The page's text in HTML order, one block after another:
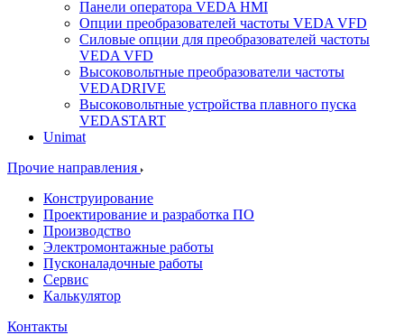
Панели оператора VEDA HMI
Опции преобразователей частоты VEDA VFD
Силовые опции для преобразователей частоты
VEDA VFD
Высоковольтные преобразователи частоты
VEDADRIVE
Высоковольтные устройства плавного пуска
VEDASTART
Unimat
Прочие направления
Конструирование
Проектирование и разработка ПО
Производство
Электромонтажные работы
Пусконаладочные работы
Сервис
Калькулятор
Контакты